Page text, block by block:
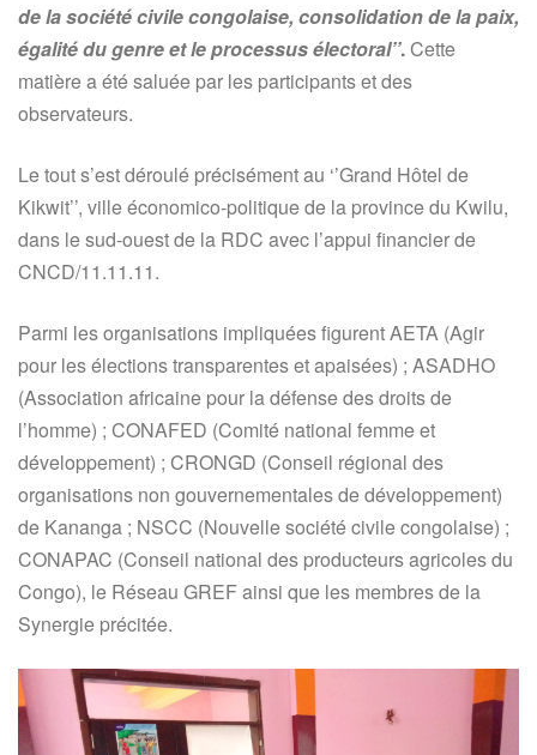
de la société civile congolaise, consolidation de la paix,
égalité du genre et le processus électoral’’.Cette
matière a été saluée par les participants et des
observateurs.
Le tout s’est déroulé précisément au ‘’Grand Hôtel de
Kikwit’’, ville économico-politique de la province du Kwilu,
dans le sud-ouest de la RDC avec l’appui financier de
CNCD/11.11.11.
Parmi les organisations impliquées figurent AETA (Agir
pour les élections transparentes et apaisées) ; ASADHO
(Association africaine pour la défense des droits de
l’homme) ; CONAFED (Comité national femme et
développement) ; CRONGD (Conseil régional des
organisations non gouvernementales de développement)
de Kananga ; NSCC (Nouvelle société civile congolaise) ;
CONAPAC (Conseil national des producteurs agricoles du
Congo), le Réseau GREF ainsi que les membres de la
Synergie précitée.